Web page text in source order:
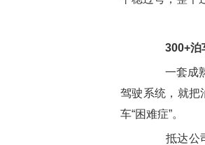
300+泊
一套成熟
驾驶系统，就把
车“困难症”。
抵达公司